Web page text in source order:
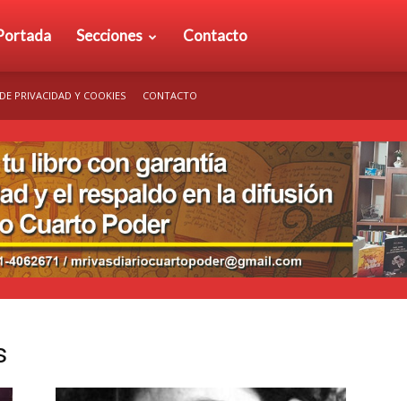
Secciones Contacto
PRIVACIDAD Y COOKIES CONTACTO